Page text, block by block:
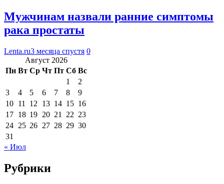
Мужчинам назвали ранние симптомы
рака простаты
Lenta.ru3 месяца спустя 0
Август 2026
Пн Вт Ср Чт Пт Сб Вс
1
2
3
4 5 6 7 8
9
10 11 12 13 14 15 16
17 18 19 20 21 22 23
24 25 26 27 28 29 30
31
« Июл
Рубрики